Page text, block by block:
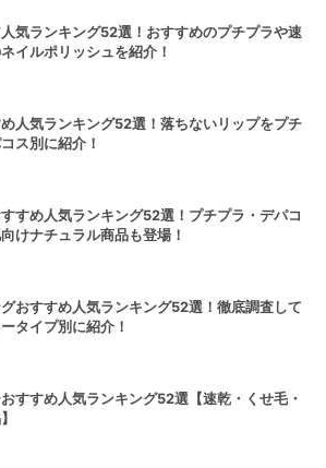
気ランキング52選！おすすめのプチプラや速
イルポリッシュを紹介！
人気ランキング52選！落ちないリップをプチ
ス別に紹介！
すめ人気ランキング52選！プチプラ・デパコ
けナチュラル商品も登場！
おすすめ人気ランキング52選！徹底調査して
タイプ別に紹介！
おすすめ人気ランキング52選【速乾・くせ毛・